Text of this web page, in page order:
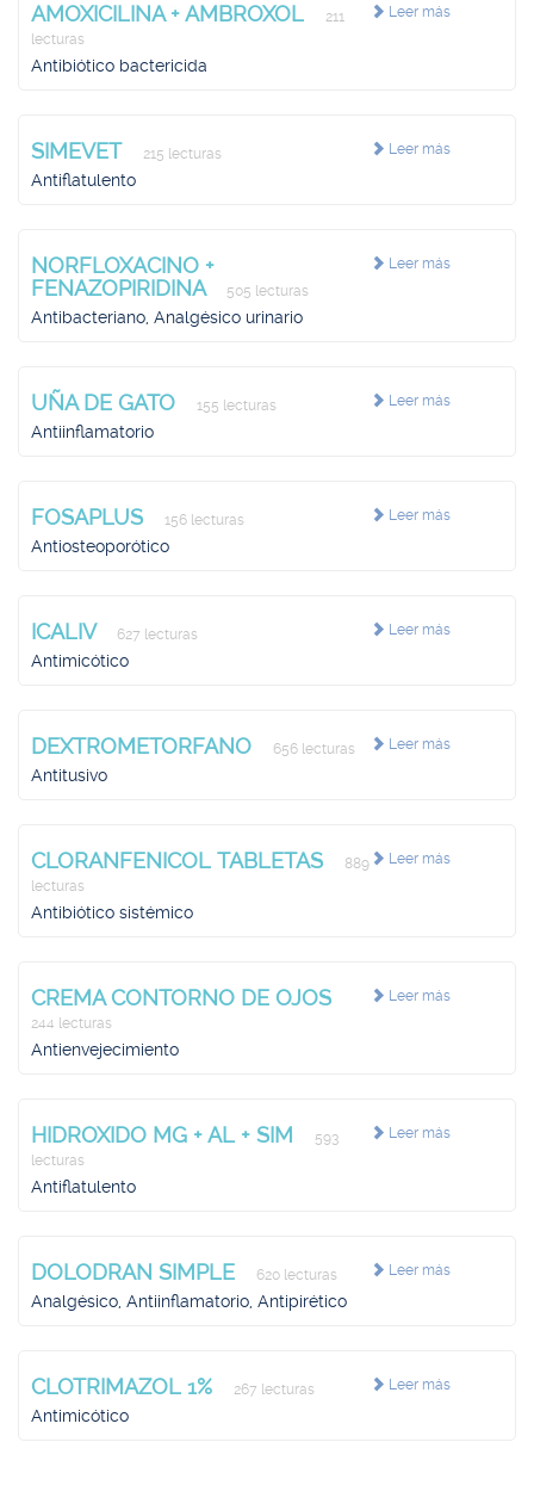
Leer más
AMOXICILINA + AMBROXOL
211
lecturas
Antibiótico bactericida
Leer más
SIMEVET 215 lecturas
Antiflatulento
Leer más
NORFLOXACINO +
FENAZOPIRIDINA
505 lecturas
Antibacteriano, Analgésico urinario
Leer más
UÑA DE GATO 155 lecturas
Antiinflamatorio
Leer más
FOSAPLUS 156 lecturas
Antiosteoporótico
Leer más
ICALIV 627 lecturas
Antimicótico
Leer más
DEXTROMETORFANO 656 lecturas
Antitusivo
Leer más
CLORANFENICOL TABLETAS
889
lecturas
Antibiótico sistémico
Leer más
CREMA CONTORNO DE OJOS
244 lecturas
Antienvejecimiento
Leer más
HIDROXIDO MG + AL + SIM
593
lecturas
Antiflatulento
Leer más
DOLODRAN SIMPLE 620 lecturas
Analgésico, Antiinflamatorio, Antipirético
Leer más
CLOTRIMAZOL 1% 267 lecturas
Antimicótico